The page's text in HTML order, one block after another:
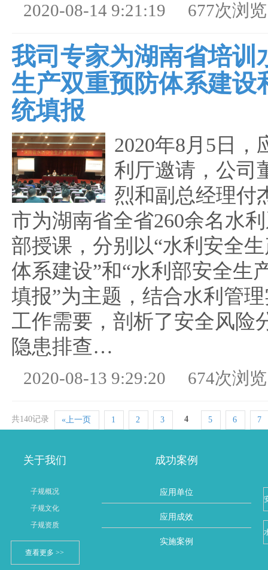
2020-08-14 9:21:19 677次浏览
我司专家为湖南省培训
生产双重预防体系建设
统填报
2020年8月5日，
利厅邀请，公司
烈和副总经理付
市为湖南省全省260余名水
部授课，分别以“水利安全
体系建设”和“水利部安全生
填报”为主题，结合水利管
工作需要，剖析了安全风险
隐患排查…
2020-08-13 9:29:20 674次浏览
共140记录 «上一页 1 2 3 4 5 6 7
关于我们
子规概况
子规文化
子规资质
查看更多 >>
成功案例
应用单位
应用成效
实施案例